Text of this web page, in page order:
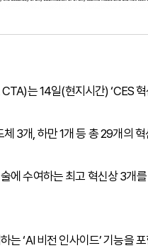
는 14일(현지시간) ‘CES 혁
3개, 하만 1개 등 총 29개의
에 수여하는 최고 혁신상 3개
‘AI 비전 인사이드’ 기능을